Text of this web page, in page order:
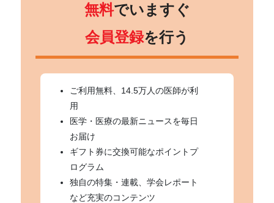
無料でいますぐ
会員登録を行う
ご利用無料、14.5万人の医師が利
用
医学・医療の最新ニュースを毎日
お届け
ギフト券に交換可能なポイントプ
ログラム
独自の特集・連載、学会レポート
など充実のコンテンツ